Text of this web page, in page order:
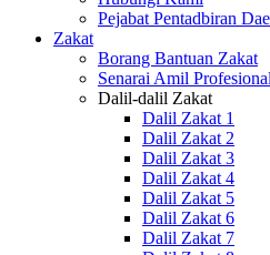
Pejabat Pentadbiran
Zakat
Borang Bantuan Zakat
Senarai Amil
Dalil-dalil Zakat
Dalil Zakat 1
Dalil Zakat 2
Dalil Zakat 3
Dalil Zakat 4
Dalil Zakat 5
Dalil Zakat 6
Dalil Zakat 7